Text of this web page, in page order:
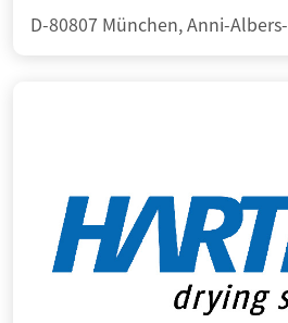
D-80807 München, Anni-